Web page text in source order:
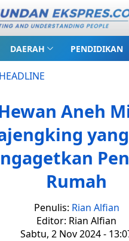
DAERAH PENDIDIKAN
HEADLINE
Aneh
Rumah
Penulis: Rian Alfian
Editor: Rian Alfian
Sabtu, 2 Nov 2024 -